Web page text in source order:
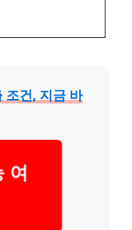
조건, 지금 바
여